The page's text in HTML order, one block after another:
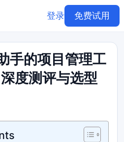
登录 免费试用
手的项目管理工
度测评与选型